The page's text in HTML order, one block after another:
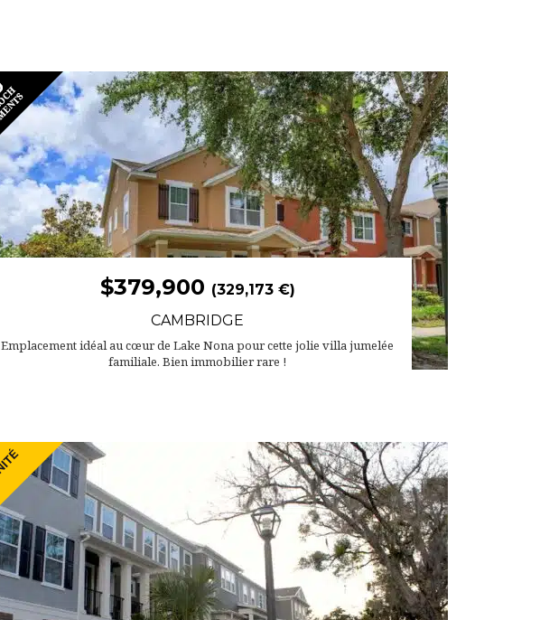
$379,900 (329,173 €)
CAMBRIDGE
Emplacement idéal au cœur de Lake Nona pour cette jolie villa jumelée
familiale. Bien immobilier rare !